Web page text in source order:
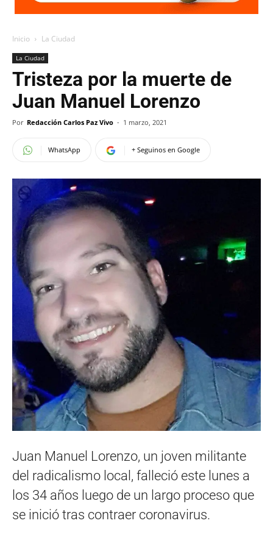
Inicio La Ciudad
La Ciudad
Tristeza por la muerte de
Juan Manuel Lorenzo
Por Redacción Carlos Paz Vivo - 1 marzo, 2021
WhatsApp + Seguinos en Google
Juan Manuel Lorenzo, un joven militante
del radicalismo local, falleció este lunes a
los 34 años luego de un largo proceso que
se inició tras contraer coronavirus.